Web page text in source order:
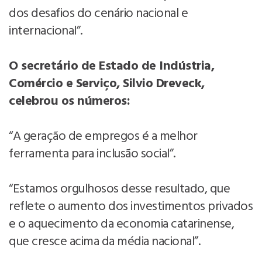
dos desafios do cenário nacional e
internacional”.
O secretário de Estado de Indústria,
Comércio e Serviço, Silvio Dreveck,
celebrou os números:
“A geração de empregos é a melhor
ferramenta para inclusão social”.
“Estamos orgulhosos desse resultado, que
reflete o aumento dos investimentos privados
e o aquecimento da economia catarinense,
que cresce acima da média nacional”.